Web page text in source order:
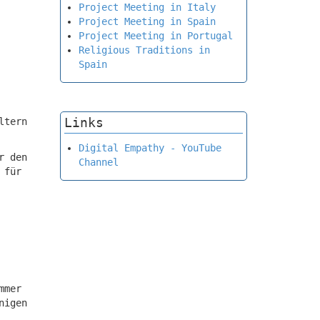
den
für
Project Meeting in Italy
Project Meeting in Spain
Project Meeting in Portugal
Religious Traditions in
Spain
Links
Digital Empathy - YouTube
Channel